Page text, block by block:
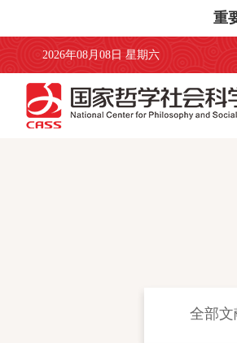
重
2026年08月08日 星期六
全部文